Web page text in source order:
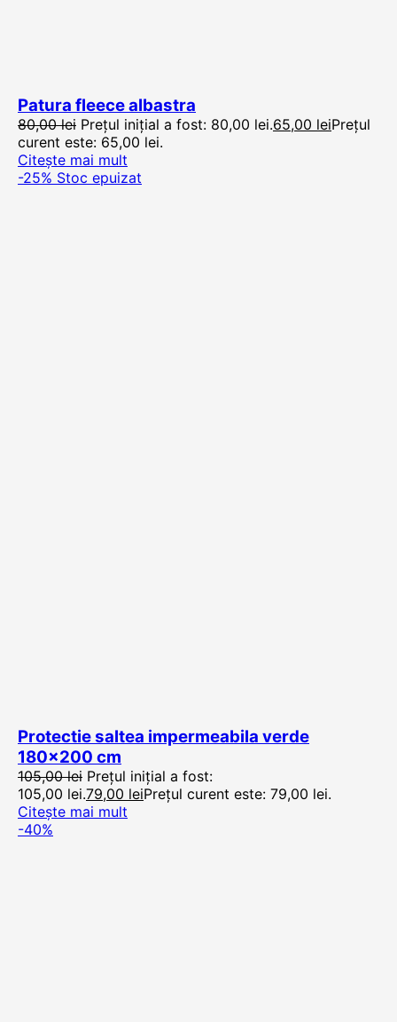
Patura fleece albastra
80,00lei Prețul inițial a fost: 80,00 lei.65,00 leiPrețul
curent este: 65,00 lei.
Citește mai mult
-25% Stoc epuizat
Protectie saltea impermeabila verde
180×200 cm
105,00lei Prețul inițial a fost:
105,00 lei.79,00 leiPrețul curent este: 79,00 lei.
Citește mai mult
-40%